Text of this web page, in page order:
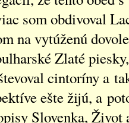
som obdivoval
na vytúženú
Zlaté
cintoríny a
ešte žijú, a
Slovenka, Život